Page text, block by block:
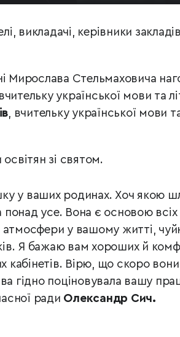
викладачі, керівники
Мирослава Стельмаховича
української мови та
, вчительку української мови
зі святом.
у ваших родинах. Хоч якою
усе. Вона є основою
атмосфери у вашому житті,
Я бажаю вам хороших й
кабінетів. Вірю, що скоро
гідно поціновувала вашу
ради Олександр Сич.